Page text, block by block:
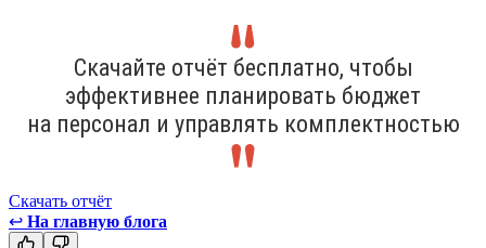
Скачайте отчёт бесплатно, чтобы
эффективнее планировать бюджет
на персонал и управлять комплектностью
Скачать отчёт
↩ На главную блога